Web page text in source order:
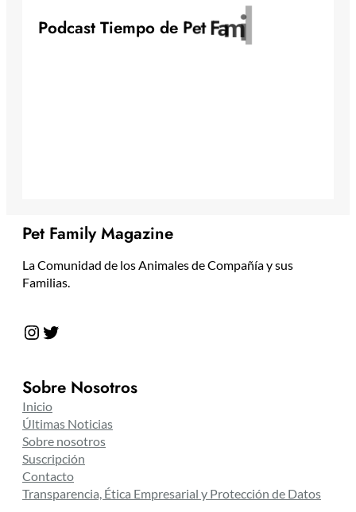
Podcast Tiempo de Pet Famil
Pet Family Magazine
La Comunidad de los Animales de Compañía y sus
Familias.
Instagram Twitter
Sobre Nosotros
Inicio
Últimas Noticias
Sobre nosotros
Suscripción
Contacto
Transparencia, Ética Empresarial y Protección de Datos